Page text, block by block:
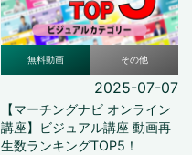
無料動画 その他
2025-07-07
【マーチングナビ オンライン
講座】ビジュアル講座 動画再
生数ランキングTOP5！